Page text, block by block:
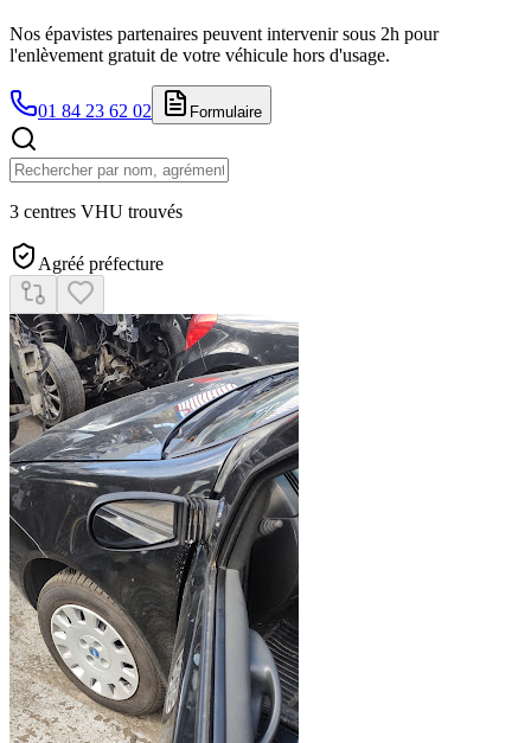
Nos épavistes partenaires peuvent intervenir sous 2h pour
l'enlèvement gratuit de votre véhicule hors d'usage.
01 84 23 62 02 Formulaire
3 centres VHU trouvés
Agréé préfecture